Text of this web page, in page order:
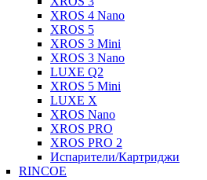
XROS 4 Nano
XROS 5
XROS 3 Mini
XROS 3 Nano
LUXE Q2
XROS 5 Mini
LUXE X
XROS Nano
XROS PRO
XROS PRO 2
Испарители/Картриджи
RINCOE